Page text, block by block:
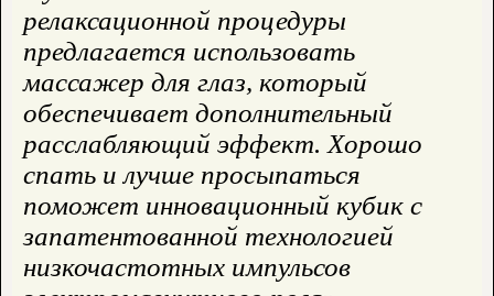
релаксационной процедуры
предлагается использовать
массажер для глаз, который
обеспечивает дополнительный
расслабляющий эффект. Хорошо
спать и лучше просыпаться
поможет инновационный кубик с
запатентованной технологией
низкочастотных импульсов